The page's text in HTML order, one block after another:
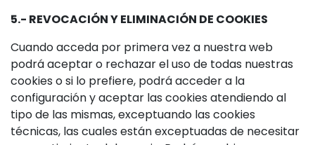
5.- REVOCACIÓN Y ELIMINACIÓN DE COOKIES
Cuando acceda por primera vez a nuestra web
podrá aceptar o rechazar el uso de todas nuestras
cookies o si lo prefiere, podrá acceder a la
configuración y aceptar las cookies atendiendo al
tipo de las mismas, exceptuando las cookies
técnicas, las cuales están exceptuadas de necesitar